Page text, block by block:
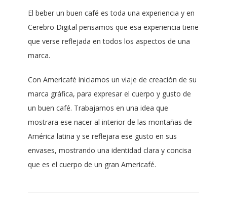
El beber un buen café es toda una experiencia y en
Cerebro Digital pensamos que esa experiencia tiene
que verse reflejada en todos los aspectos de una
marca.
Con Americafé iniciamos un viaje de creación de su
marca gráfica, para expresar el cuerpo y gusto de
un buen café. Trabajamos en una idea que
mostrara ese nacer al interior de las montañas de
América latina y se reflejara ese gusto en sus
envases, mostrando una identidad clara y concisa
que es el cuerpo de un gran Americafé.